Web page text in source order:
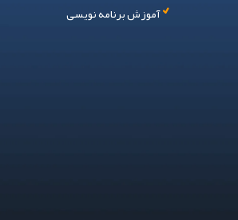
آموزش برنامه نویسی